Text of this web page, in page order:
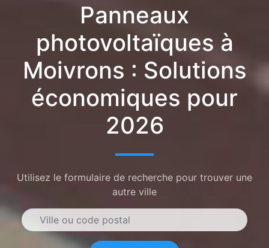
Panneaux
photovoltaïques à
Moivrons : Solutions
économiques pour
2026
Utilisez le formulaire de recherche pour trouver une
autre ville